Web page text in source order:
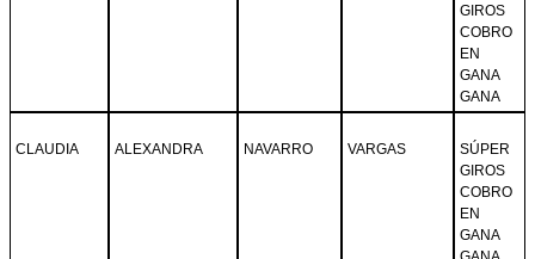
GIROS
COBRO
EN
GANA
GANA
CLAUDIA ALEXANDRA NAVARRO VARGAS
SÚPER
GIROS
COBRO
EN
GANA